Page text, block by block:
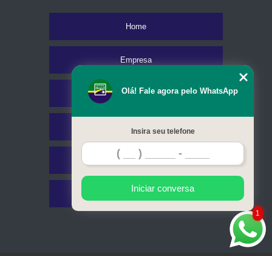
Home
Empresa
Missão
Serviços
Contato
Mapa do site
1
Olá! Fale agora pelo WhatsApp
Insira seu telefone
Iniciar conversa